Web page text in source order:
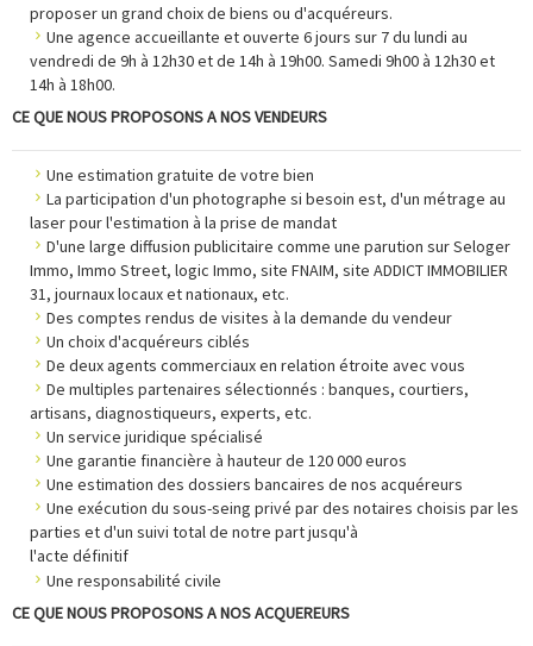
proposer un grand choix de biens ou d'acquéreurs.
Une agence accueillante et ouverte 6 jours sur 7 du lundi au
vendredi de 9h à 12h30 et de 14h à 19h00. Samedi 9h00 à 12h30 et
14h à 18h00.
CE QUE NOUS PROPOSONS A NOS VENDEURS
Une estimation gratuite de votre bien
La participation d'un photographe si besoin est, d'un métrage au
laser pour l'estimation à la prise de mandat
D'une large diffusion publicitaire comme une parution sur Seloger
Immo, Immo Street, logic Immo, site FNAIM, site ADDICT IMMOBILIER
31, journaux locaux et nationaux, etc.
Des comptes rendus de visites à la demande du vendeur
Un choix d'acquéreurs ciblés
De deux agents commerciaux en relation étroite avec vous
De multiples partenaires sélectionnés : banques, courtiers,
artisans, diagnostiqueurs, experts, etc.
Un service juridique spécialisé
Une garantie financière à hauteur de 120 000 euros
Une estimation des dossiers bancaires de nos acquéreurs
Une exécution du sous-seing privé par des notaires choisis par les
parties et d'un suivi total de notre part jusqu'à
l'acte définitif
Une responsabilité civile
CE QUE NOUS PROPOSONS A NOS ACQUEREURS